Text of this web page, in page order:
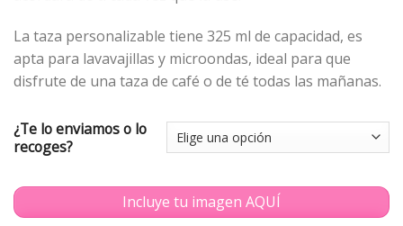
La taza personalizable tiene 325 ml de capacidad, es
apta para lavavajillas y microondas, ideal para que
disfrute de una taza de café o de té todas las mañanas.
¿Te lo enviamos o lo
recoges?
Incluye tu imagen AQUÍ